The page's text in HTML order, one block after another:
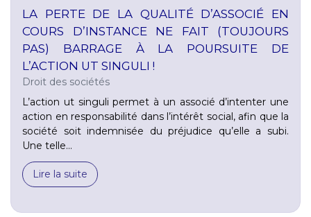
LA PERTE DE LA QUALITÉ D’ASSOCIÉ EN
COURS D’INSTANCE NE FAIT (TOUJOURS
PAS) BARRAGE À LA POURSUITE DE
L’ACTION UT SINGULI !
Droit des sociétés
L’action ut singuli permet à un associé d’intenter une
action en responsabilité dans l’intérêt social, afin que la
société soit indemnisée du préjudice qu’elle a subi.
Une telle...
Lire la suite